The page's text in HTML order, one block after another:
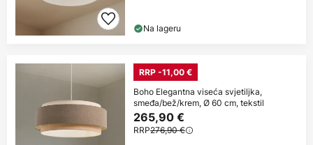
Na lageru
RRP -11,00 €
Boho Elegantna viseća svjetiljka,
smeđa/bež/krem, Ø 60 cm, tekstil
265,90 €
RRP276,90 €